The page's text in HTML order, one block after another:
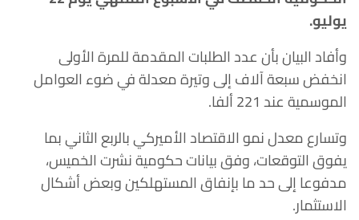
يوليو.
وأفاد البيان بأن عدد الطلبات المقدمة للمرة الأولى
انخفض سبعة آلاف إلى وتيرة معدلة في ضوء العوامل
الموسمية عند 221 ألفا.
وتسارع معدل نمو الاقتصاد الأميركي بالربع الثاني بما
يفوق التوقعات، وفق بيانات حكومية نشرت الخميس،
مدفوعا إلى حد ما بإنفاق المستهلكين وبعض أشكال
الاستثمار.